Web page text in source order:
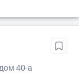
40-а